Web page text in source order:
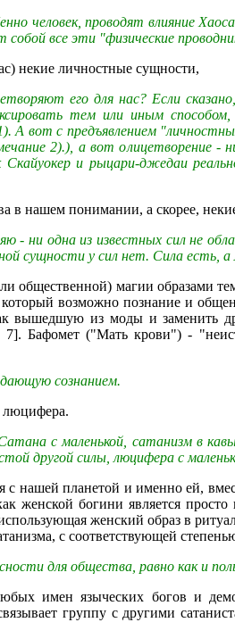
человек, проводят влияние
все эти "физические
некие личностные сущности,
его для нас? Если
тем или иным
вот с предъявлением
2).), а вот олицетворение -
и рыцари-джедаи
в нашем понимании, а скорее,
- ни одна из известных сил не
сущности у сил нет. Сила есть, а
общественной) магии образами
который возможно познание и
вышедшую из моды и
7]. Бафомет ("Мать крови") -
сознанием.
люцифера.
с маленькой, сатанизм в
другой силы, люцифера с
с нашей планетой и именно ей,
женской богини является
женский образ в
с соответствующей
для общества, равно как и
имен языческих богов и
группу с другими